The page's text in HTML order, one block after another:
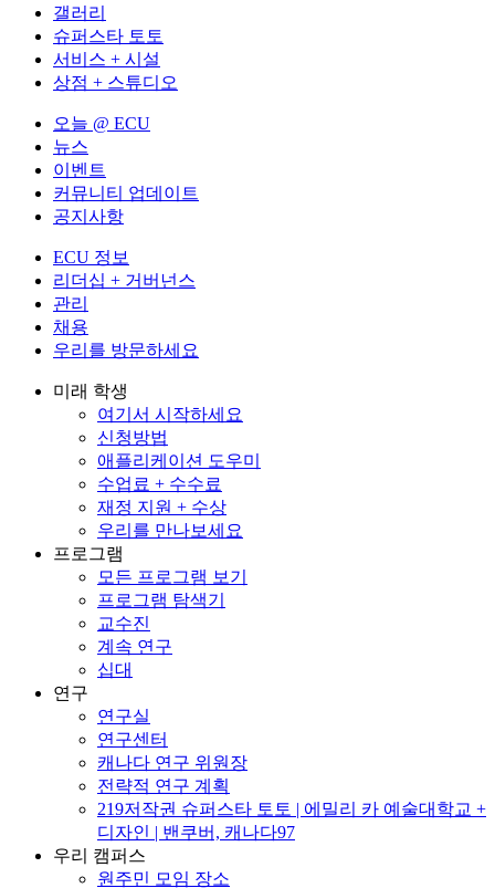
갤러리
슈퍼스타 토토
서비스 + 시설
상점 + 스튜디오
오늘 @ ECU
뉴스
이벤트
커뮤니티 업데이트
공지사항
ECU 정보
리더십 + 거버넌스
관리
채용
우리를 방문하세요
미래 학생
여기서 시작하세요
신청방법
애플리케이션 도우미
수업료 + 수수료
재정 지원 + 수상
우리를 만나보세요
프로그램
모든 프로그램 보기
프로그램 탐색기
교수진
계속 연구
십대
연구
연구실
연구센터
캐나다 연구 위원장
전략적 연구 계획
219저작권 슈퍼스타 토토 | 에밀리 카 예술대학교 +
디자인 | 밴쿠버, 캐나다97
우리 캠퍼스
원주민 모임 장소